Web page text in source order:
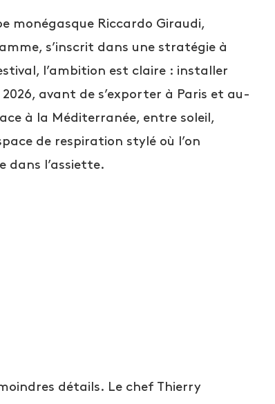
monégasque Riccardo Giraudi,
s’inscrit dans une stratégie à
l’ambition est claire : installer
avant de s’exporter à Paris et au-
à la Méditerranée, entre soleil,
de respiration stylé où l’on
dans l’assiette.
détails. Le chef Thierry